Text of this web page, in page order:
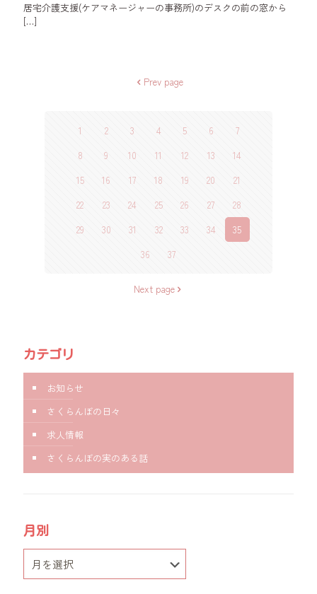
居宅介護支援(ケアマネージャーの事務所)のデスクの前の窓から
[…]
Prev page
1 2 3 4 5 6
7
8
9 10 11 12 13
14
15
16 17 18 19 20
21
22
23 24 25 26 27
28
29
30 31 32 33 34
35
36
37
Next page
カテゴリ
お知らせ
さくらんぼの日々
求人情報
さくらんぼの実のある話
月別